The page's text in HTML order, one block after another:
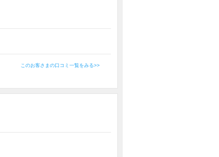
このお客さまの口コミ一覧をみる>>